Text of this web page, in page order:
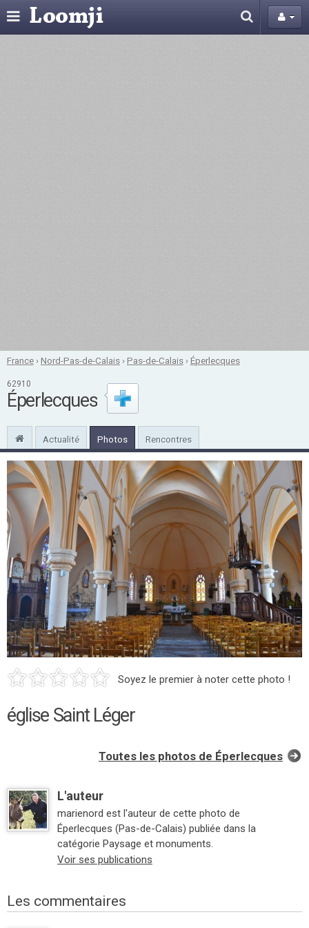
France ›Nord-Pas-de-Calais ›Pas-de-Calais ›Éperlecques
62910
Éperlecques
Actualité Photos Rencontres
Soyez le premier à noter cette photo !
église Saint Léger
Toutes les photos de Éperlecques
L'auteur
marienord est l'auteur de cette photo de
Éperlecques (Pas-de-Calais) publiée dans la
catégorie Paysage et monuments.
Voir ses publications
Les commentaires